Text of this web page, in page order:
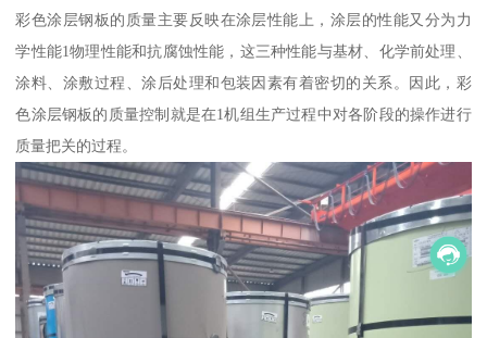
彩色涂层钢板的质量主要反映在涂层性能上，涂层的性能又分为力
学性能1物理性能和抗腐蚀性能，这三种性能与基材、化学前处理、
涂料、涂敷过程、涂后处理和包装因素有着密切的关系。因此，彩
色涂层钢板的质量控制就是在1机组生产过程中对各阶段的操作进行
质量把关的过程。